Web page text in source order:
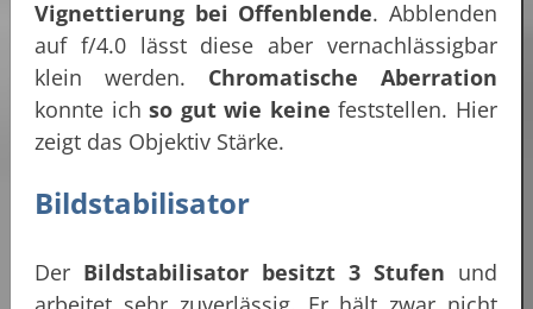
Vignettierung bei Offenblende. Abblenden
auf f/4.0 lässt diese aber vernachlässigbar
klein werden. Chromatische Aberration
konnte ich so gut wie keine feststellen. Hier
zeigt das Objektiv Stärke.
Bildstabilisator
Der Bildstabilisator besitzt 3 Stufen und